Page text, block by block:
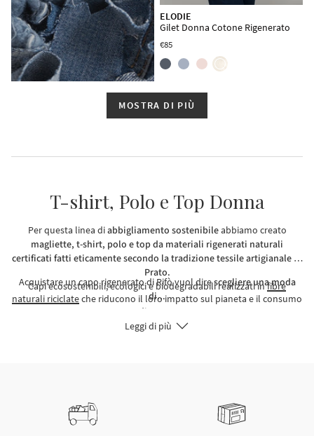
ELODIE
Gilet Donna Cotone Rigenerato
€85
MOSTRA DI PIÙ
T-shirt, Polo e Top Donna
Per questa linea diabbigliamento sostenibileabbiamo creato
magliette, t-shirt, polo e top da materiali rigenerati naturali
certificati fatti eticamente secondo la tradizione tessile artigianale di
Prato.
Capi ecosostenibili, ecologici e biodegradabili realizzati infibre
naturali riciclateche riducono il loro impatto sul pianeta e il consumo
di acqua.
Acquistare un capo rigenerato diRifò vuol direscegliere una moda
di...
Leggi di più